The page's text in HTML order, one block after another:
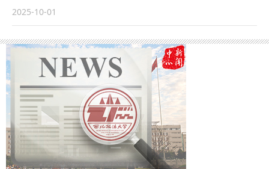
学特色鲜明，建校以来为国家和社会培养了大量人才。同时，
他还对同学们提出三点希望：一是深植红色根脉，以忠诚铸魂
立心，在延安精神滋养中，忠诚于对马克思主义的信仰和对法
治中国的坚守；二是精研法治真义，以德法兼修立身，既要钻
进法典条文穷究其理，又要躬身实践体悟“奉法图强”的重量；
三是勇担时代使命，以实干笃行立业，通过社会实践、专业见
习、实习等各项校内外活动锤炼本领，投身基层社会治理。最
后他鼓励同学们以校史为鉴、以使命为帆，让青春在法治中国
建设的实践中绽放光彩，成长为堪当民族复兴重任的法治新
人。 程淑娟为2025级全体新生讲授了“院长第一课”。她对
员以及全体2025级本科新生参加了本次活动。活动由学院党
委副书记、副院长刘瑾主持。 学院党委书记杨华以“承红色基
因，扬时代新风”为题，为全体新生讲授开学第一课。他详细
介绍了学校的校史校情及学院发展，要求新生们要以外语为桥
梁，让中国声音响彻世界；以法律为坚守，让专业能力成为报
国利器；以品德为底色，让人格光芒超越技术逻辑；以奋斗为
笔墨，将青春足迹深深印刻在祖国大地；以校训为指引，
将“强国有我”融入行动自觉。 院长窦坤为新生送上寄语，鼓励
大家争做“扎实的学习者” “有心的观察者” “勇敢的探索者”。她
表示，新生正处于从“英语学习者迈向“语言传播者”的起步阶
2025-10-01